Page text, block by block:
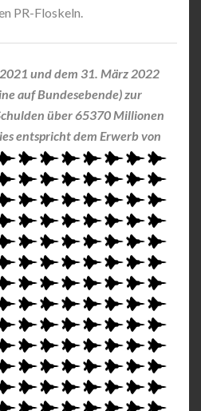
PR-Floskeln.
und dem 31. März 2022
auf Bundesebende) zur
über 65370 Millionen
entspricht dem Erwerb von